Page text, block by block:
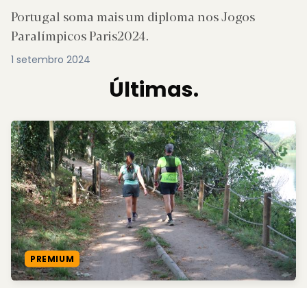
Portugal soma mais um diploma nos Jogos
Paralímpicos Paris2024.
1 setembro 2024
Últimas.
PREMIUM